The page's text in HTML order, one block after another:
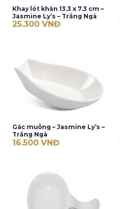
Khay lót khăn 13.3 x 7.3 cm –
Jasmine Ly’s – Trắng Ngà
25.300 VNĐ
Gác muỗng – Jasmine Ly’s –
Trắng Ngà
16.500 VNĐ